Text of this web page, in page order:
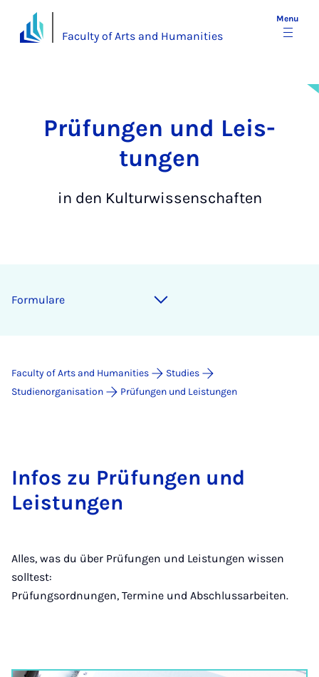
Faculty of Arts and Humanities
Menu
Prü­­fun­­­gen und Leis­­
tun­­­gen
in den Kulturwissenschaften
Formulare
Faculty of Arts and Humanities
Studies
Studienorganisation
Prüfungen und Leistungen
Infos zu Prüfungen und
Leistungen
Alles, was du über Prüfungen und Leistungen wissen
solltest:
Prüfungsordnungen, Termine und Abschlussarbeiten.